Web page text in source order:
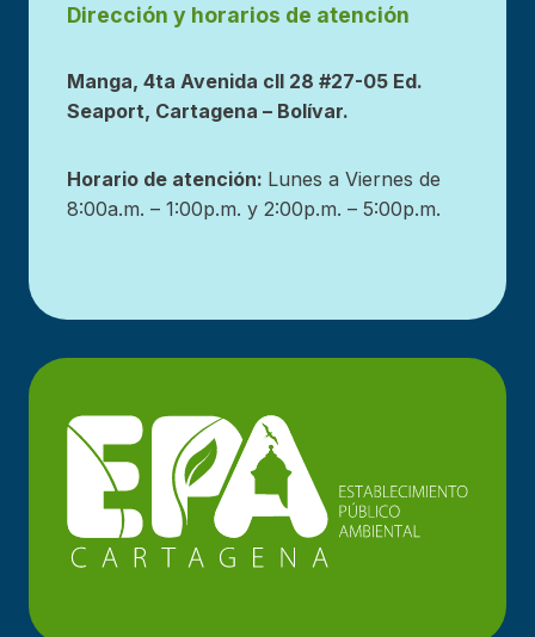
Dirección y horarios de atención
Manga, 4ta Avenida cll 28 #27-05 Ed.
Seaport, Cartagena – Bolívar.
Horario de atención: Lunes a Viernes de
8:00a.m. – 1:00p.m. y 2:00p.m. – 5:00p.m.